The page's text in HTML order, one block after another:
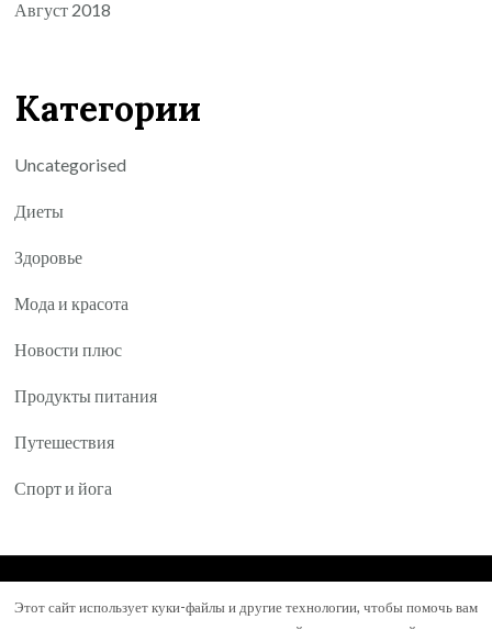
Август 2018
Категории
Uncategorised
Диеты
Здоровье
Мода и красота
Новости плюс
Продукты питания
Путешествия
Спорт и йога
Mental Health Coach | Разработана Blossom
Этот сайт использует куки-файлы и другие технологии, чтобы помочь вам